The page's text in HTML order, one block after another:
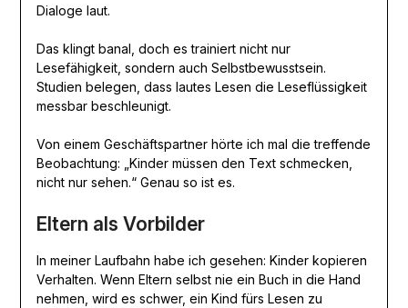
Dialoge laut.
Das klingt banal, doch es trainiert nicht nur
Lesefähigkeit, sondern auch Selbstbewusstsein.
Studien belegen, dass lautes Lesen die Leseflüssigkeit
messbar beschleunigt.
Von einem Geschäftspartner hörte ich mal die treffende
Beobachtung: „Kinder müssen den Text schmecken,
nicht nur sehen.“ Genau so ist es.
Eltern als Vorbilder
In meiner Laufbahn habe ich gesehen: Kinder kopieren
Verhalten. Wenn Eltern selbst nie ein Buch in die Hand
nehmen, wird es schwer, ein Kind fürs Lesen zu